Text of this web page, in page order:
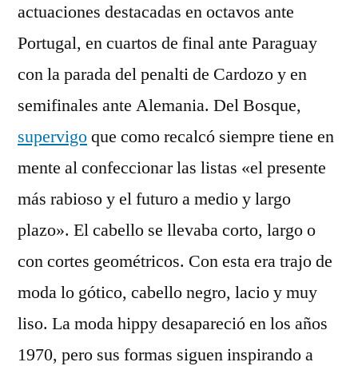
actuaciones destacadas en octavos ante
Portugal, en cuartos de final ante Paraguay
con la parada del penalti de Cardozo y en
semifinales ante Alemania. Del Bosque,
supervigoque como recalcó siempre tiene en
mente al confeccionar las listas «el presente
más rabioso y el futuro a medio y largo
plazo». El cabello se llevaba corto, largo o
con cortes geométricos. Con esta era trajo de
moda lo gótico, cabello negro, lacio y muy
liso. La moda hippy desapareció en los años
1970, pero sus formas siguen inspirando a